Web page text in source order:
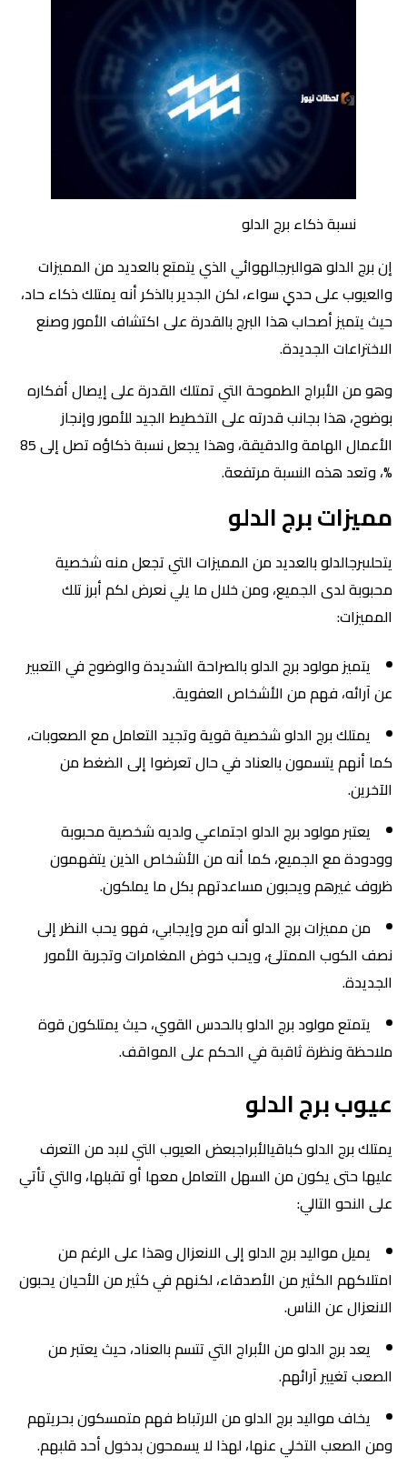
نسبة ذكاء برج الدلو
إن برج الدلو هوالبرجالهوائي الذي يتمتع بالعديد من المميزات
والعيوب على حدىٍ سواء، لكن الجدير بالذكر أنه يمتلك ذكاء حاد،
حيث يتميز أصحاب هذا البرج بالقدرة على اكتشاف الأمور وصنع
الاختراعات الجديدة.
وهو من الأبراج الطموحة التي تمتلك القدرة على إيصال أفكاره
بوضوح، هذا بجانب قدرته على التخطيط الجيد للأمور وإنجاز
الأعمال الهامة والدقيقة، وهذا يجعل نسبة ذكاؤه تصل إلى 85
%، وتعد هذه النسبة مرتفعة.
مميزات برج الدلو
يتحلىبرجالدلو بالعديد من المميزات التي تجعل منه شخصية
محبوبة لدى الجميع، ومن خلال ما يلي نعرض لكم أبرز تلك
المميزات:
يتميز مولود برج الدلو بالصراحة الشديدة والوضوح في التعبير
عن آرائه، فهم من الأشخاص العفوية.
يمتلك برج الدلو شخصية قوية وتجيد التعامل مع الصعوبات،
كما أنهم يتسمون بالعناد في حال تعرضوا إلى الضغط من
الآخرين.
يعتبر مولود برج الدلو اجتماعي ولديه شخصية محبوبة
وودودة مع الجميع، كما أنه من الأشخاص الذين يتفهمون
ظروف غيرهم ويحبون مساعدتهم بكل ما يملكون.
من مميزات برج الدلو أنه مرح وإيجابي، فهو يحب النظر إلى
نصف الكوب الممتلئ، ويحب خوض المغامرات وتجربة الأمور
الجديدة.
يتمتع مولود برج الدلو بالحدس القوي، حيث يمتلكون قوة
ملاحظة ونظرة ثاقبة في الحكم على المواقف.
عيوب برج الدلو
يمتلك برج الدلو كباقيالأبراجبعض العيوب التي لابد من التعرف
عليها حتى يكون من السهل التعامل معها أو تقبلها، والتي تأتي
على النحو التالي:
يميل مواليد برج الدلو إلى الانعزال وهذا على الرغم من
امتلاكهم الكثير من الأصدقاء، لكنهم في كثير من الأحيان يحبون
الانعزال عن الناس.
يعد برج الدلو من الأبراج التي تتسم بالعناد، حيث يعتبر من
الصعب تغيير آرائهم.
يخاف مواليد برج الدلو من الارتباط فهم متمسكون بحريتهم
ومن الصعب التخلي عنها، لهذا لا يسمحون بدخول أحد قلبهم.